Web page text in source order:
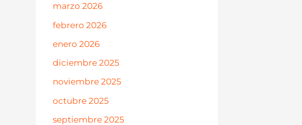
marzo 2026
febrero 2026
enero 2026
diciembre 2025
noviembre 2025
octubre 2025
septiembre 2025